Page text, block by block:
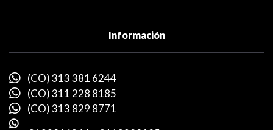
Información
(CO) 313 381 6244
(CO) 311 228 8185
(CO) 313 829 8771